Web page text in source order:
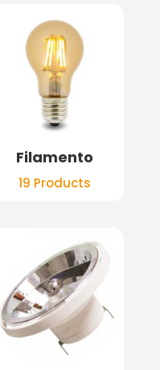
Filamento
19 Products